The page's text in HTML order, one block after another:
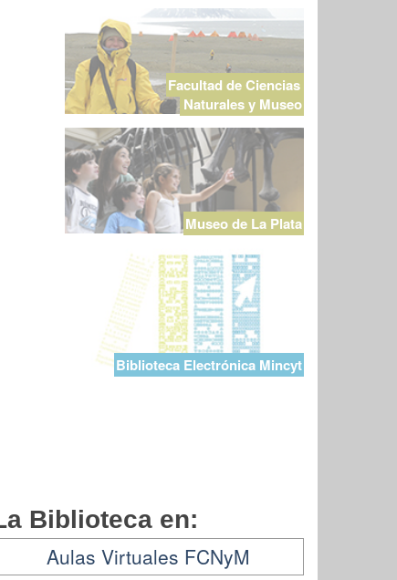
Facultad de Ciencias
Naturales y Museo
Museo de La Plata
Biblioteca Electrónica Mincyt
Biblioteca en:
Aulas Virtuales FCNyM